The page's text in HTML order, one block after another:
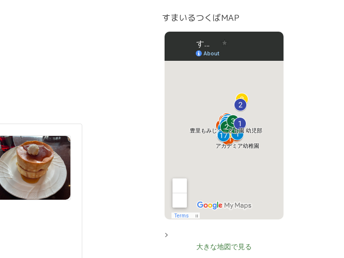
すまいるつくばMAP
>
大きな地図で見る